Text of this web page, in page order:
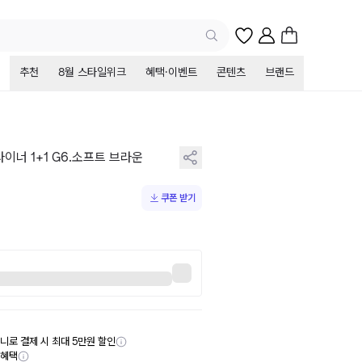
추천 8월 스타일위크 혜택·이벤트 콘텐츠 브랜드
이너 1+1 G6.소프트 브라운
쿠폰 받기
로 결제 시 최대 5만원 할인
택